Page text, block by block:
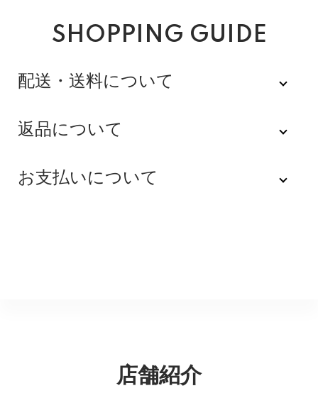
SHOPPING GUIDE
配送・送料について
佐川急便
全品送料無料にてお届けいたします。
※配達時間を指定できない地域（郡部以下は時間指定不
配送・送料の詳細はこちら
返品について
不良品
不良品に該当する場合は当方で負担いたします。返送希
お支払いについて
店舗紹介